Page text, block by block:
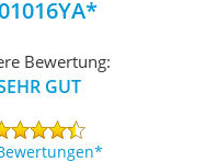
Bewertung:
GUT